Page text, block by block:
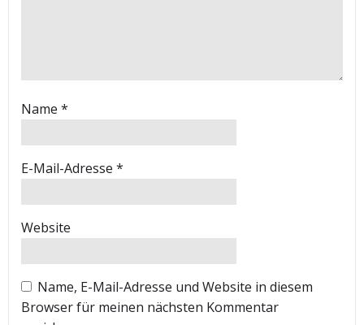
Name *
E-Mail-Adresse *
Website
Name, E-Mail-Adresse und Website in diesem
Browser für meinen nächsten Kommentar